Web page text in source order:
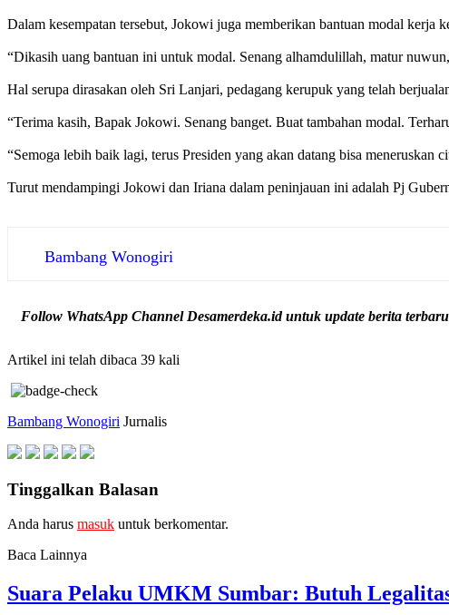
Dalam kesempatan tersebut, Jokowi juga memberikan bantuan modal kerja
“Dikasih uang bantuan ini untuk modal. Senang alhamdulillah, matur
Hal serupa dirasakan oleh Sri Lanjari, pedagang kerupuk yang telah
“Terima kasih, Bapak Jokowi. Senang banget. Buat tambahan modal.
“Semoga lebih baik lagi, terus Presiden yang akan datang bisa meneruskan
Turut mendampingi Jokowi dan Iriana dalam peninjauan ini adalah Pj
Bambang Wonogiri
Follow WhatsApp Channel Desamerdeka.id untuk update berita
Artikel ini telah dibaca 39 kali
Bambang Wonogiri Jurnalis
Tinggalkan Balasan
Anda harus masuk untuk berkomentar.
Baca Lainnya
Suara Pelaku UMKM Sumbar: Butuh